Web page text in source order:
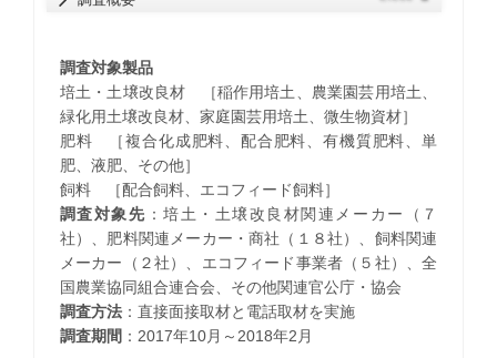
調査対象製品
培土・土壌改良材 ［稲作用培土、農業園芸用培土、
緑化用土壌改良材、家庭園芸用培土、微生物資材］
肥料 ［複合化成肥料、配合肥料、有機質肥料、単
肥、液肥、その他］
飼料 ［配合飼料、エコフィード飼料］
調査対象先 ：培土・土壌改良材関連メーカー（７
社）、肥料関連メーカー・商社（１８社）、飼料関連
メーカー（２社）、エコフィード事業者（５社）、全
国農業協同組合連合会、その他関連官公庁・協会
調査方法：直接面接取材と電話取材を実施
調査期間 ：2017年10月～2018年2月